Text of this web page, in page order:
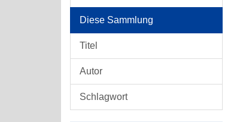
Diese Sammlung
Titel
Autor
Schlagwort